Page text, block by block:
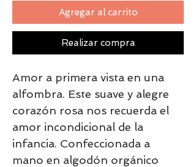
Agregar al carrito
Realizar compra
Amor a primera vista en una
alfombra. Este suave y alegre
corazón rosa nos recuerda el
amor incondicional de la
infancia. Confeccionada a
mano en algodón orgánico